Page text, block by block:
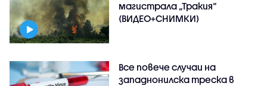
магистрала „Тракия“
(ВИДЕО+СНИМКИ)
Все повече случаи на
западнонилска треска в